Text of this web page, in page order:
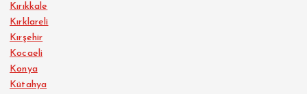
Kırıkkale
Kırklareli
Kırşehir
Kocaeli
Konya
Kütahya